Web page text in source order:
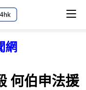
網
何伯申法援